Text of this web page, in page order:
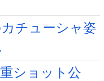
カチューシャ姿
ショット公